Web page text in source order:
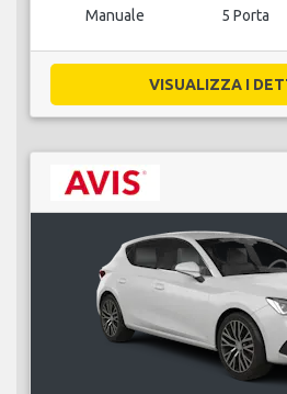
Manuale 5 Porta
VISUALIZZA I